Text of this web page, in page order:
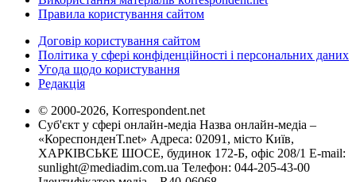
Правила користування сайтом
Договір користування сайтом
Політика у сфері конфіденційності і персональних даних
Угода щодо користування
Редакція
© 2000-2026, Korrespondent.net
Суб'єкт у сфері онлайн-медіа Назва онлайн-медіа –
«КореспонденТ.net» Адреса: 02091, місто Київ,
ХАРКІВСЬКЕ ШОСЕ, будинок 172-Б, офіс 208/1 E-mail:
sunlight@mediadim.com.ua Телефон: 044-205-43-00